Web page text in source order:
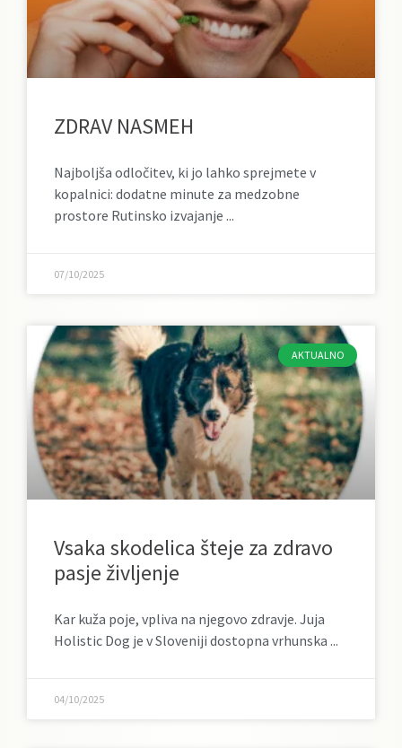
ZDRAV NASMEH
Najboljša odločitev, ki jo lahko sprejmete v
kopalnici: dodatne minute za medzobne
prostore Rutinsko izvajanje
07/10/2025
AKTUALNO
Vsaka skodelica šteje za zdravo
pasje življenje
Kar kuža poje, vpliva na njegovo zdravje. Juja
Holistic Dog je v Sloveniji dostopna vrhunska
04/10/2025